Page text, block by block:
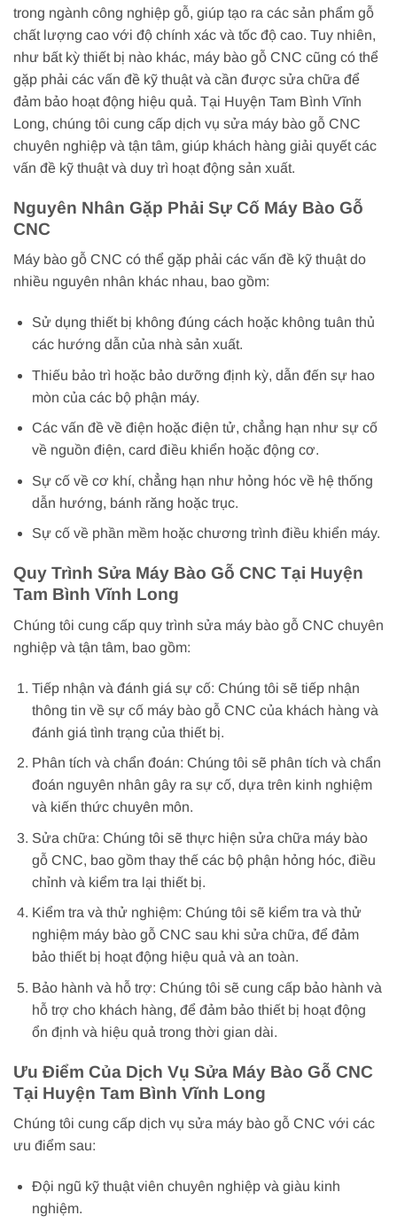
trong ngành công nghiệp gỗ, giúp tạo ra các sản phẩm gỗ
chất lượng cao với độ chính xác và tốc độ cao. Tuy nhiên,
như bất kỳ thiết bị nào khác, máy bào gỗ CNC cũng có thể
gặp phải các vấn đề kỹ thuật và cần được sửa chữa để
đảm bảo hoạt động hiệu quả. Tại Huyện Tam Bình Vĩnh
Long, chúng tôi cung cấp dịch vụ sửa máy bào gỗ CNC
chuyên nghiệp và tận tâm, giúp khách hàng giải quyết các
vấn đề kỹ thuật và duy trì hoạt động sản xuất.
Nguyên Nhân Gặp Phải Sự Cố Máy Bào Gỗ
CNC
Máy bào gỗ CNC có thể gặp phải các vấn đề kỹ thuật do
nhiều nguyên nhân khác nhau, bao gồm:
Sử dụng thiết bị không đúng cách hoặc không tuân thủ
các hướng dẫn của nhà sản xuất.
Thiếu bảo trì hoặc bảo dưỡng định kỳ, dẫn đến sự hao
mòn của các bộ phận máy.
Các vấn đề về điện hoặc điện tử, chẳng hạn như sự cố
về nguồn điện, card điều khiển hoặc động cơ.
Sự cố về cơ khí, chẳng hạn như hỏng hóc về hệ thống
dẫn hướng, bánh răng hoặc trục.
Sự cố về phần mềm hoặc chương trình điều khiển máy.
Quy Trình Sửa Máy Bào Gỗ CNC Tại Huyện
Tam Bình Vĩnh Long
Chúng tôi cung cấp quy trình sửa máy bào gỗ CNC chuyên
nghiệp và tận tâm, bao gồm:
Tiếp nhận và đánh giá sự cố: Chúng tôi sẽ tiếp nhận
thông tin về sự cố máy bào gỗ CNC của khách hàng và
đánh giá tình trạng của thiết bị.
Phân tích và chẩn đoán: Chúng tôi sẽ phân tích và chẩn
đoán nguyên nhân gây ra sự cố, dựa trên kinh nghiệm
và kiến thức chuyên môn.
Sửa chữa: Chúng tôi sẽ thực hiện sửa chữa máy bào
gỗ CNC, bao gồm thay thế các bộ phận hỏng hóc, điều
chỉnh và kiểm tra lại thiết bị.
Kiểm tra và thử nghiệm: Chúng tôi sẽ kiểm tra và thử
nghiệm máy bào gỗ CNC sau khi sửa chữa, để đảm
bảo thiết bị hoạt động hiệu quả và an toàn.
Bảo hành và hỗ trợ: Chúng tôi sẽ cung cấp bảo hành và
hỗ trợ cho khách hàng, để đảm bảo thiết bị hoạt động
ổn định và hiệu quả trong thời gian dài.
Ưu Điểm Của Dịch Vụ Sửa Máy Bào Gỗ CNC
Tại Huyện Tam Bình Vĩnh Long
Chúng tôi cung cấp dịch vụ sửa máy bào gỗ CNC với các
ưu điểm sau:
Đội ngũ kỹ thuật viên chuyên nghiệp và giàu kinh
nghiệm.